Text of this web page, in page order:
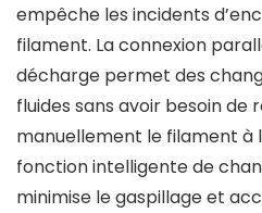
empêche les incidents
filament. La connexion
décharge permet des
fluides sans avoir besoin de
manuellement le filament à
fonction intelligente de
minimise le gaspillage et